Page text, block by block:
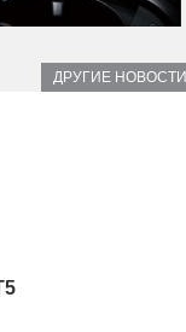
ДРУГИЕ НОВОСТИ